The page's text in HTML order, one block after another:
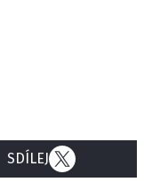
SDÍLEJ